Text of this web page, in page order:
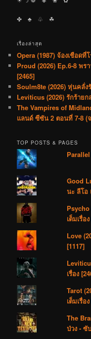
✤ ♣︎ ♧ ☘︎
เรื่องล่าสุด
Opera (1987) จ้องเชือดที่
Proud (2026) Ep.6-8 พร
[2465]
Soulm8te (2026) หุ่นคลั่ง
Leviticus (2026) รักร้ายก
The Vampires of
แลนด์ ซีซัน 2 ตอนที่ 7-8 (
TOP POSTS & PAGES
Good
นะ ลีโอ
เต็มเรื่อ
Love
[1117]
เรื่อง
Tarot
เต็มเรื่อ
The
ป่วง - ซั